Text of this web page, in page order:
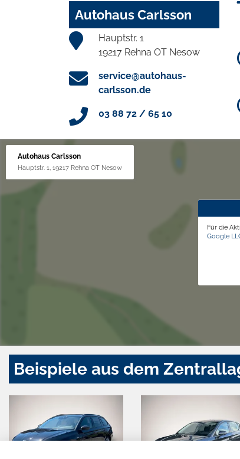
Autohaus Carlsson
Hauptstr. 1
19217 Rehna OT Nesow
service@autohaus-
carlsson.de
03 88 72 / 65 10
Autohaus Carlsson
Hauptstr. 1, 19217 Rehna OT Nesow
Für die
Google
Beispiele aus dem